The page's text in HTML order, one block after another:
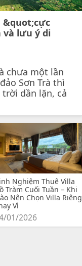
&quot;cực
và lưu ý di
chưa một lần
Sơn Trà thì
dần lặn, cả
Nghiệm Thuê Villa
Tràm Cuối Tuần – Khi
Nên Chọn Villa Riêng
Vì
01/2026